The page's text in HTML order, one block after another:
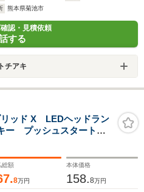
熊本県菊池市
認・見積依頼
する
チアキ
ッド X LEDヘッドラン
ー プッシュスタート
カットガラス 本革
ディオスイッチ付き) ナ
総額
8万円
本体価格
158.8万円